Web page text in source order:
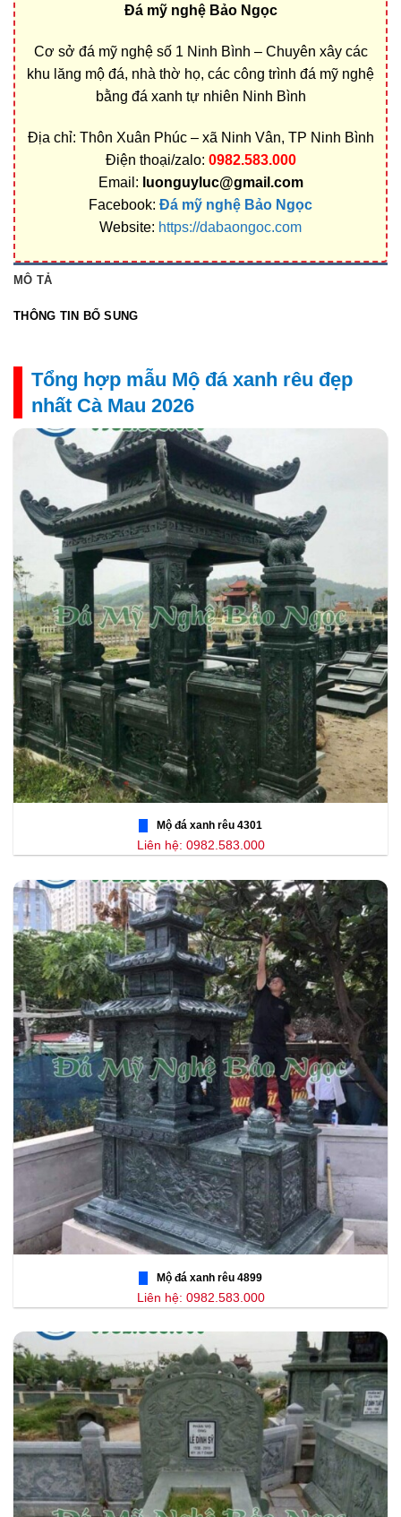
Đá mỹ nghệ Bảo Ngọc
Cơ sở đá mỹ nghệ số 1 Ninh Bình – Chuyên xây các
khu lăng mộ đá, nhà thờ họ, các công trình đá mỹ nghệ
bằng đá xanh tự nhiên Ninh Bình
Địa chỉ: Thôn Xuân Phúc – xã Ninh Vân, TP Ninh Bình
Điện thoại/zalo: 0982.583.000
Email: luonguyluc@gmail.com
Facebook: Đá mỹ nghệ Bảo Ngọc
Website: https://dabaongoc.com
MÔ TẢ
THÔNG TIN BỔ SUNG
Tổng hợp mẫu Mộ đá xanh rêu đẹp
nhất Cà Mau 2026
Mộ đá xanh rêu 4301
Liên hệ: 0982.583.000
Mộ đá xanh rêu 4899
Liên hệ: 0982.583.000